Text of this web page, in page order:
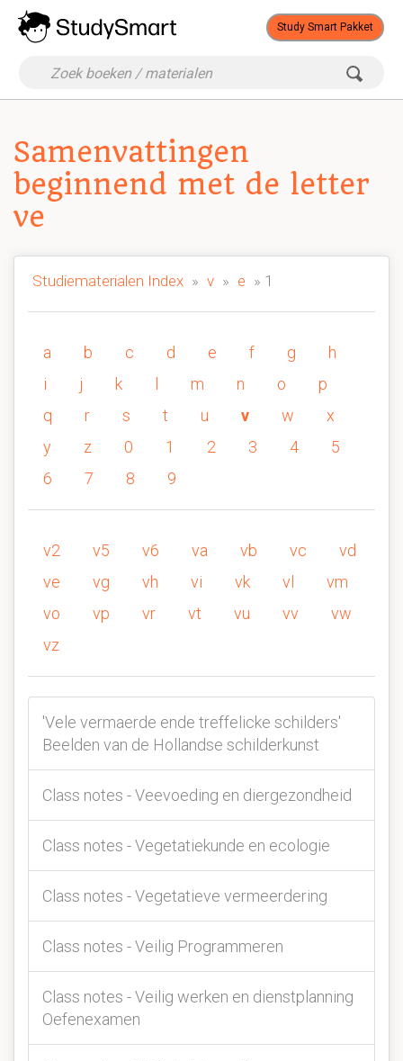
Study Smart Pakket
Samenvattingen
beginnend met de letter
ve
Studiematerialen Index » v » e » 1
a b c d e f g
h
i
j k m n o
p
q
r s t u v w
x
y
z 0 1 2 3 4
5
6
7 8 9
v2 v5 v6 va vb vc
vd
ve
vg vh vi vk vl
vm
vo
vp vr vt vu vv
vw
vz
'Vele vermaerde ende treffelicke schilders'
Beelden van de Hollandse schilderkunst
Class notes - Veevoeding en diergezondheid
Class notes - Vegetatiekunde en ecologie
Class notes - Vegetatieve vermeerdering
Class notes - Veilig Programmeren
Class notes - Veilig werken en dienstplanning
Oefenexamen